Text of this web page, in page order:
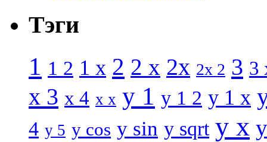
Тэги
1 1 2 1 x 2 2 x 2x 2x 2 3 3
x 3 x 4 x x y 1 y 1 2 y 1 x
4 y 5 y cos y sin y sqrt y x